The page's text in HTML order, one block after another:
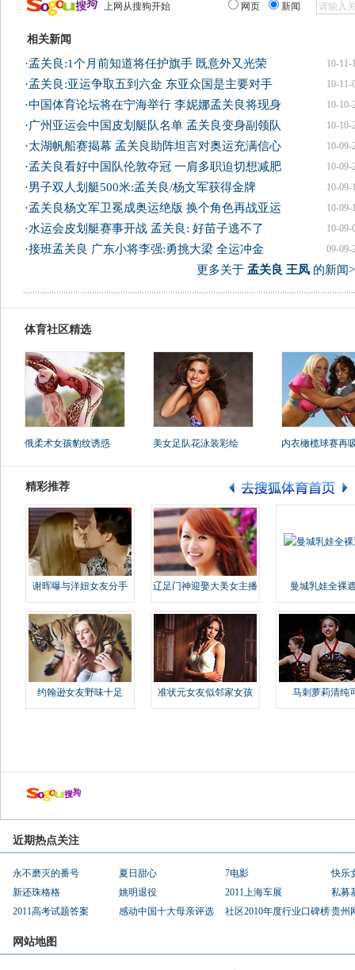
上网从搜狗开始 网页 新闻
相关新闻
10-11-
·孟关良:1个月前知道将任护旗手 既意外又光荣
10-11-
·孟关良:亚运争取五到六金 东亚众国是主要对手
10-10-
·中国体育论坛将在宁海举行 李妮娜孟关良将现身
10-10-
·广州亚运会中国皮划艇队名单 孟关良变身副领队
10-09-
·太湖帆船赛揭幕 孟关良助阵坦言对奥运充满信心
10-09-
·孟关良看好中国队伦敦夺冠 一肩多职迫切想减肥
10-09-
·男子双人划艇500米:孟关良/杨文军获得金牌
10-09-
·孟关良杨文军卫冕成奥运绝版 换个角色再战亚运
10-09-
·水运会皮划艇赛事开战 孟关良: 好苗子逃不了
09-09-
·接班孟关良 广东小将李强:勇挑大梁 全运冲金
更多关于 孟关良 王凤的新闻
体育社区精选
俄柔术女孩豹纹诱惑 美女足队花泳装彩绘 内衣橄榄球赛再
精彩推荐
谢晖曝与洋妞女友分手 辽足门神迎娶大美女主播 曼城乳娃全裸
约翰逊女友野味十足 准状元女友似邻家女孩 马刺萝莉清纯
近期热点关注
永不磨灭的番号 夏日甜心 7电影
快乐
新还珠格格
姚明退役 2011上海车展
私募
2011高考试题答案
感动中国十大母亲评选 社区2010年度行业口碑榜贵州
网站地图